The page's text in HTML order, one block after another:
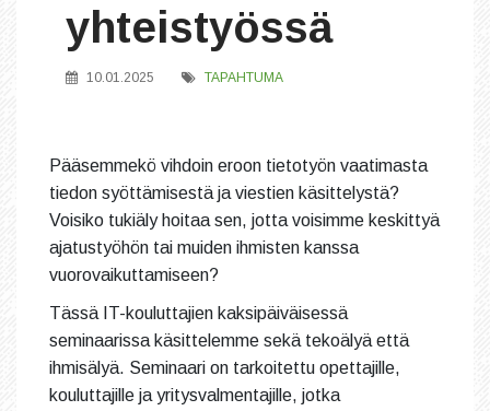
yhteistyössä
10.01.2025 TAPAHTUMA
Pääsemmekö vihdoin eroon tietotyön vaatimasta
tiedon syöttämisestä ja viestien käsittelystä?
Voisiko tukiäly hoitaa sen, jotta voisimme keskittyä
ajatustyöhön tai muiden ihmisten kanssa
vuorovaikuttamiseen?
Tässä IT-kouluttajien kaksipäiväisessä
seminaarissa käsittelemme sekä tekoälyä että
ihmisälyä. Seminaari on tarkoitettu opettajille,
kouluttajille ja yritysvalmentajille, jotka